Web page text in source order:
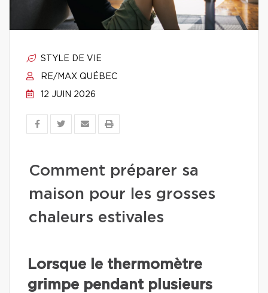
STYLE DE VIE
RE/MAX QUÉBEC
12 JUIN 2026
Comment préparer sa
maison pour les grosses
chaleurs estivales
Lorsque le thermomètre
grimpe pendant plusieurs